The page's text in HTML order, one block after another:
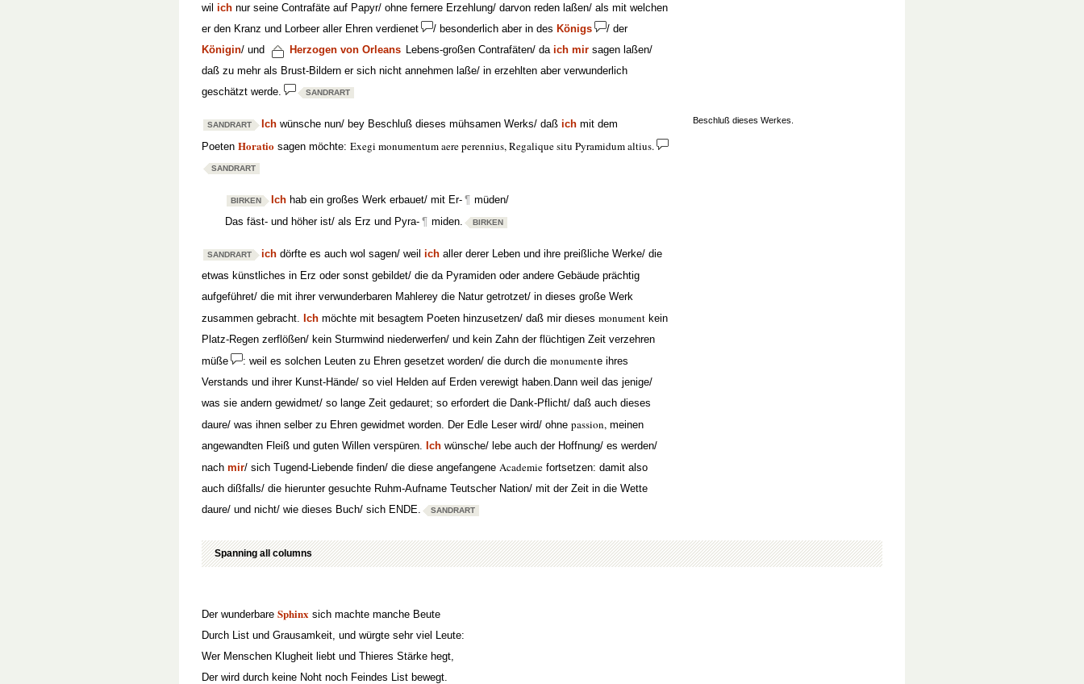
wil ich nur seine Contrafäte auf Papyr/ ohne fernere Erzehlung/ darvon reden laßen/ als mit welchen
er den Kranz und Lorbeer aller Ehren verdienet
/ besonderlich aber in des Königs
/ der
Königin/ und Herzogen von Orleans Lebens-großen Contrafäten/ daich mir sagen laßen/
daß zu mehr als Brust-Bildern er sich nicht annehmen laße/ in erzehlten aber verwunderlich
geschätzt werde.
SANDRART
Beschluß dieses Werkes.
SANDRART Ich wünsche nun/ bey Beschluß dieses mühsamen Werks/ daß ich mit dem
Poeten Horatio sagen möchte: Exegi monumentum aere perennius, Regalique situ Pyramidum altius.
SANDRART
BIRKEN Ich hab ein großes Werk erbauet/ mit Er- ¶ müden/
Das fäst- und höher ist/ als Erz und Pyra- ¶ miden. BIRKEN
SANDRART ich dörfte es auch wol sagen/ weil ich aller derer Leben und ihre preißliche Werke/ die
etwas künstliches in Erz oder sonst gebildet/ die da Pyramiden oder andere Gebäude prächtig
aufgeführet/ die mit ihrer verwunderbaren Mahlerey die Natur getrotzet/ in dieses große Werk
zusammen gebracht. Ich möchte mit besagtem Poeten hinzusetzen/ daß mir dieses monument kein
Platz-Regen zerflößen/ kein Sturmwind niederwerfen/ und kein Zahn der flüchtigen Zeit verzehren
müße
: weil es solchen Leuten zu Ehren gesetzet worden/ die durch die monumente ihres
Verstands und ihrer Kunst-Hände/ so viel Helden auf Erden verewigt haben.Dann weil das jenige/
was sie andern gewidmet/ so lange Zeit gedauret; so erfordert die Dank-Pflicht/ daß auch dieses
daure/ was ihnen selber zu Ehren gewidmet worden. Der Edle Leser wird/ ohne passion, meinen
angewandten Fleiß und guten Willen verspüren. Ich wünsche/ lebe auch der Hoffnung/ es werden/
nach mir/ sich Tugend-Liebende finden/ die diese angefangene Academie fortsetzen: damit also
auch dißfalls/ die hierunter gesuchte Ruhm-Aufname Teutscher Nation/ mit der Zeit in die Wette
daure/ und nicht/ wie dieses Buch/ sich ENDE.
SANDRART
Spanning all columns
Der wunderbare Sphinx sich machte manche Beute
Durch List und Grausamkeit, und würgte sehr viel Leute:
Wer Menschen Klugheit liebt und Thieres Stärke hegt,
Der wird durch keine Noht noch Feindes List bewegt.